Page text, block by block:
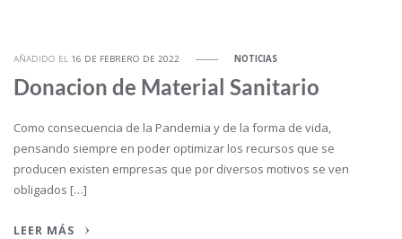
AÑADIDO EL 16 DE FEBRERO DE 2022 NOTICIAS
Donacion de Material Sanitario
Como consecuencia de la Pandemia y de la forma de vida,
pensando siempre en poder optimizar los recursos que se
producen existen empresas que por diversos motivos se ven
obligados […]
LEER MÁS